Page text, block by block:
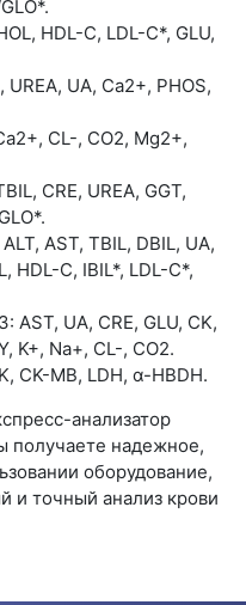
HDL-C, LDL-C*, GLU,
UA, Ca2+, PHOS,
CL-, CO2, Mg2+,
CRE, UREA, GGT,
AST, TBIL, DBIL, UA,
HDL-C, IBIL*, LDL-C*,
AST, UA, CRE, GLU, CK,
K+, Na+, CL-, CO2.
CK-MB, LDH, α-HBDH.
анализатор
получаете надежное,
оборудование,
и точный анализ крови